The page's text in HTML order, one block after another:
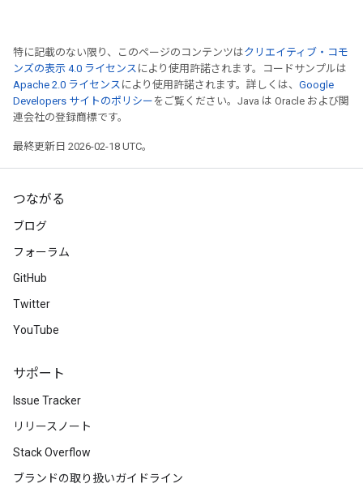
特に記載のない限り、このページのコンテンツはクリエイティブ・コモ
ンズの表示 4.0 ライセンス により使用許諾されます。コードサンプルは
Apache 2.0 ライセンス により使用許諾されます。詳しくは、 Google
Developers サイトのポリシー をご覧ください。Java は Oracle および関
連会社の登録商標です。
最終更新日 2026-02-18 UTC。
つながる
ブログ
フォーラム
GitHub
Twitter
YouTube
サポート
Issue Tracker
リリースノート
Stack Overflow
ブランドの取り扱いガイドライン